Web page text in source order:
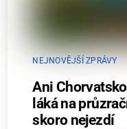
NEJNOVĚJŠÍ ZPRÁVY
Ani
láká na
skoro nejezdí